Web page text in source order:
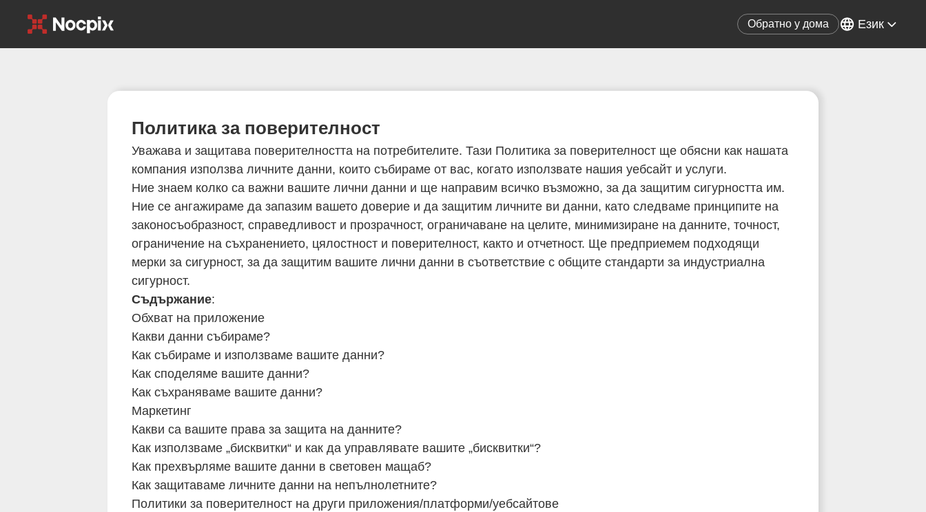
Обратно у дома Език
Политика за поверителност
Уважава и защитава поверителността на потребителите. Тази Политика за поверителност ще обясни как нашата
компания използва личните данни, които събираме от вас, когато използвате нашия уебсайт и услуги.
Ние знаем колко са важни вашите лични данни и ще направим всичко възможно, за да защитим сигурността им.
Ние се ангажираме да запазим вашето доверие и да защитим личните ви данни, като следваме принципите на
законосъобразност, справедливост и прозрачност, ограничаване на целите, минимизиране на данните, точност,
ограничение на съхранението, цялостност и поверителност, както и отчетност. Ще предприемем подходящи
мерки за сигурност, за да защитим вашите лични данни в съответствие с общите стандарти за индустриална
сигурност.
Съдържание:
Обхват на приложение
Какви данни събираме?
Как събираме и използваме вашите данни?
Как споделяме вашите данни?
Как съхраняваме вашите данни?
Маркетинг
Какви са вашите права за защита на данните?
Как използваме „бисквитки“ и как да управлявате вашите „бисквитки“?
Как прехвърляме вашите данни в световен мащаб?
Как защитаваме личните данни на непълнолетните?
Политики за поверителност на други приложения/платформи/уебсайтове